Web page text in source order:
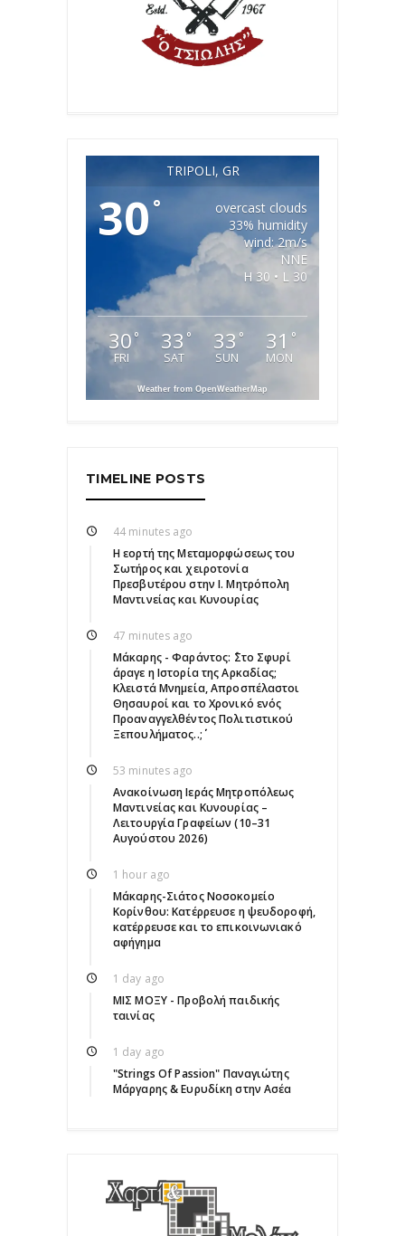
TRIPOLI, GR
30°
overcast clouds
33% humidity
wind: 2m/s
NNE
H 30 • L 30
30 °
FRI
33 °
SAT
33 °
SUN
31 °
MON
Weather from OpenWeatherMap
TIMELINE POSTS
44 minutes ago
Η εορτή της Μεταμορφώσεως του
Σωτήρος και χειροτονία
Πρεσβυτέρου στην Ι. Μητρόπολη
Μαντινείας και Κυνουρίας
47 minutes ago
Μάκαρης - Φαράντος: ΄΄Στο Σφυρί
άραγε η Ιστορία της Αρκαδίας;
Κλειστά Μνημεία, Απροσπέλαστοι
Θησαυροί και το Χρονικό ενός
Προαναγγελθέντος Πολιτιστικού
Ξεπουλήματος..;΄΄
53 minutes ago
Ανακοίνωση Ιεράς Μητροπόλεως
Μαντινείας και Κυνουρίας –
Λειτουργία Γραφείων (10–31
Αυγούστου 2026)
1 hour ago
Μάκαρης-Σιάτος Νοσοκομείο
Κορίνθου: Κατέρρευσε η ψευδοροφή,
κατέρρευσε και το επικοινωνιακό
αφήγημα
1 day ago
ΜΙΣ ΜΟΞΥ - Προβολή παιδικής
ταινίας
1 day ago
"Strings Of Passion" Παναγιώτης
Μάργαρης & Ευρυδίκη στην Ασέα